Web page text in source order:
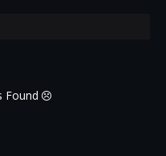
Found